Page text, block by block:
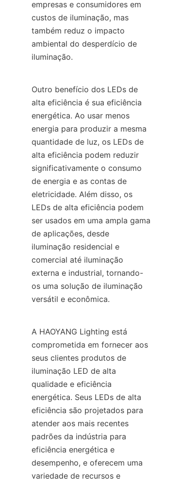
empresas e consumidores em
custos de iluminação, mas
também reduz o impacto
ambiental do desperdício de
iluminação.
Outro benefício dos LEDs de
alta eficiência é sua eficiência
energética. Ao usar menos
energia para produzir a mesma
quantidade de luz, os LEDs de
alta eficiência podem reduzir
significativamente o consumo
de energia e as contas de
eletricidade. Além disso, os
LEDs de alta eficiência podem
ser usados em uma ampla gama
de aplicações, desde
iluminação residencial e
comercial até iluminação
externa e industrial, tornando-
os uma solução de iluminação
versátil e econômica.
A HAOYANG Lighting está
comprometida em fornecer aos
seus clientes produtos de
iluminação LED de alta
qualidade e eficiência
energética. Seus LEDs de alta
eficiência são projetados para
atender aos mais recentes
padrões da indústria para
eficiência energética e
desempenho, e oferecem uma
variedade de recursos e